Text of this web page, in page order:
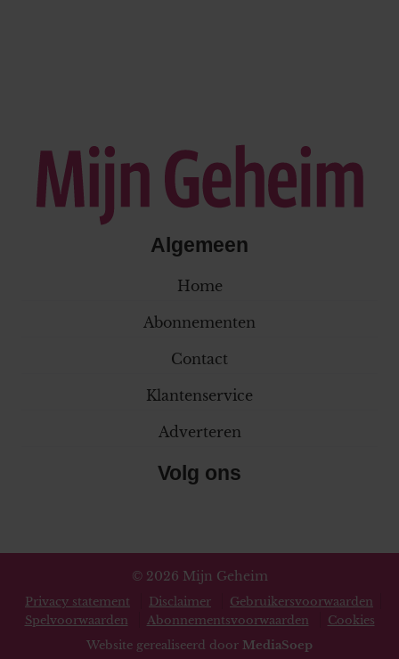
Algemeen
Home
Abonnementen
Contact
Klantenservice
Adverteren
Volg ons
© 2026 Mijn Geheim
Privacy statement Disclaimer
Gebruikersvoorwaarden
Spelvoorwaarden
Abonnementsvoorwaarden
Cookies
Website gerealiseerd door MediaSoep